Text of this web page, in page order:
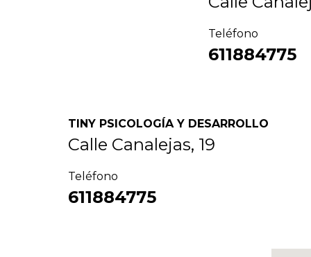
Teléfono
611884775
TINY PSICOLOGÍA Y DESARROLLO
Calle Canalejas, 19
Teléfono
611884775